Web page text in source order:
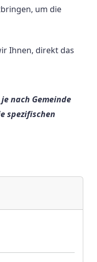
um die
Ihnen, direkt das
nach Gemeinde
spezifischen